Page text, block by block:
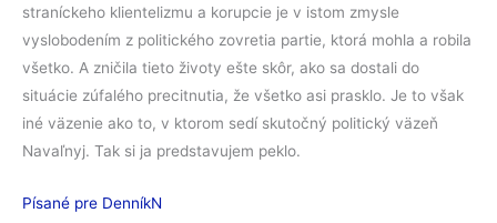
straníckeho klientelizmu a korupcie je v istom zmysle
vyslobodením z politického zovretia partie, ktorá mohla a robila
všetko. A zničila tieto životy ešte skôr, ako sa dostali do
situácie zúfalého precitnutia, že všetko asi prasklo. Je to však
iné väzenie ako to, v ktorom sedí skutočný politický väzeň
Navaľnyj. Tak si ja predstavujem peklo.
Písané pre DenníkN